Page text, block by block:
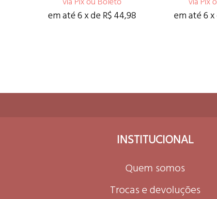
em até 6 x de R$ 44,98 em até 6
INSTITUCIONAL
Quem somos
Trocas e devoluções